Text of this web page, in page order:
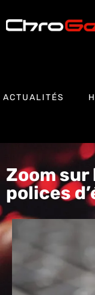
ACTUALITÉS
Zoom
polices